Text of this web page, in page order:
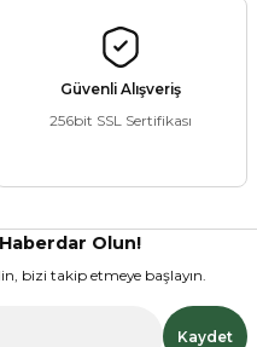
öneri formunu
görüntülenemiyor.
olmalı.
Güvenli Alışveriş
256bit SSL Sertifikası
Olun!
bizi takip etmeye başlayın.
Kaydet